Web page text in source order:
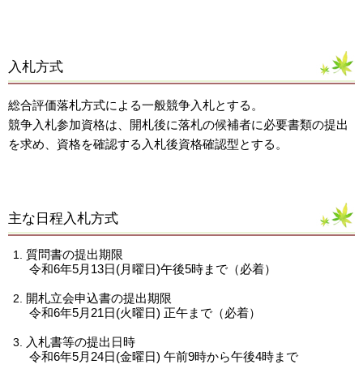
入札方式
総合評価落札方式による一般競争入札とする。
競争入札参加資格は、開札後に落札の候補者に必要書類の提出
を求め、資格を確認する入札後資格確認型とする。
主な日程入札方式
質問書の提出期限
令和6年5月13日(月曜日)午後5時まで（必着）
開札立会申込書の提出期限
令和6年5月21日(火曜日) 正午まで（必着）
入札書等の提出日時
令和6年5月24日(金曜日) 午前9時から午後4時まで